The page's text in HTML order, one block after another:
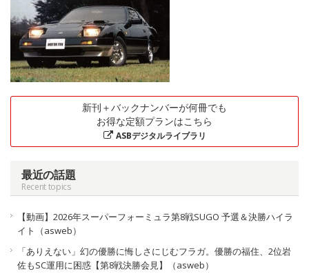
新刊＋バックナンバーが何冊でも
お得な定額プランはこちら
ASBデジタルライブラリ
最近の話題
Recent topics
【動画】2026年スーパーフォーミュラ第8戦SUGO 予選＆決勝ハイラ
イト（asweb）
「ありえない」幻の優勝に悔しさにじむフラガ。優勝の福住、2位岩
佐もSC運用に困惑【第8戦決勝会見】（asweb）